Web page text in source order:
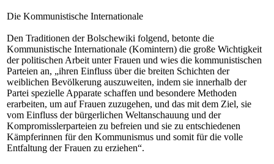
Die Kommunistische Internationale
Den Traditionen der Bolschewiki folgend, betonte die
Kommunistische Internationale (Komintern) die große Wichtigkeit
der politischen Arbeit unter Frauen und wies die kommunistischen
Parteien an, „ihren Einfluss über die breiten Schichten der
weiblichen Bevölkerung auszuweiten, indem sie innerhalb der
Partei spezielle Apparate schaffen und besondere Methoden
erarbeiten, um auf Frauen zuzugehen, und das mit dem Ziel, sie
vom Einfluss der bürgerlichen Weltanschauung und der
Kompromisslerparteien zu befreien und sie zu entschiedenen
Kämpferinnen für den Kommunismus und somit für die volle
Entfaltung der Frauen zu erziehen“.